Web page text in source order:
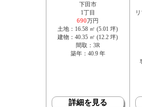
下田市
1丁目
690万円
土地：16.58 ㎡ (5.01 坪)
建物：40.35 ㎡ (12.2 坪)
間取：3R
築年：40.9 年
詳細を見る